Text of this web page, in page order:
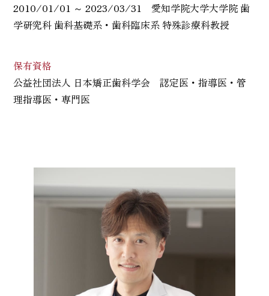
2010/01/01 ～ 2023/03/31 愛知学院大学大学院 歯
学研究科 歯科基礎系・歯科臨床系 特殊診療科教授
保有資格
公益社団法人 日本矯正歯科学会 認定医・指導医・管
理指導医・専門医